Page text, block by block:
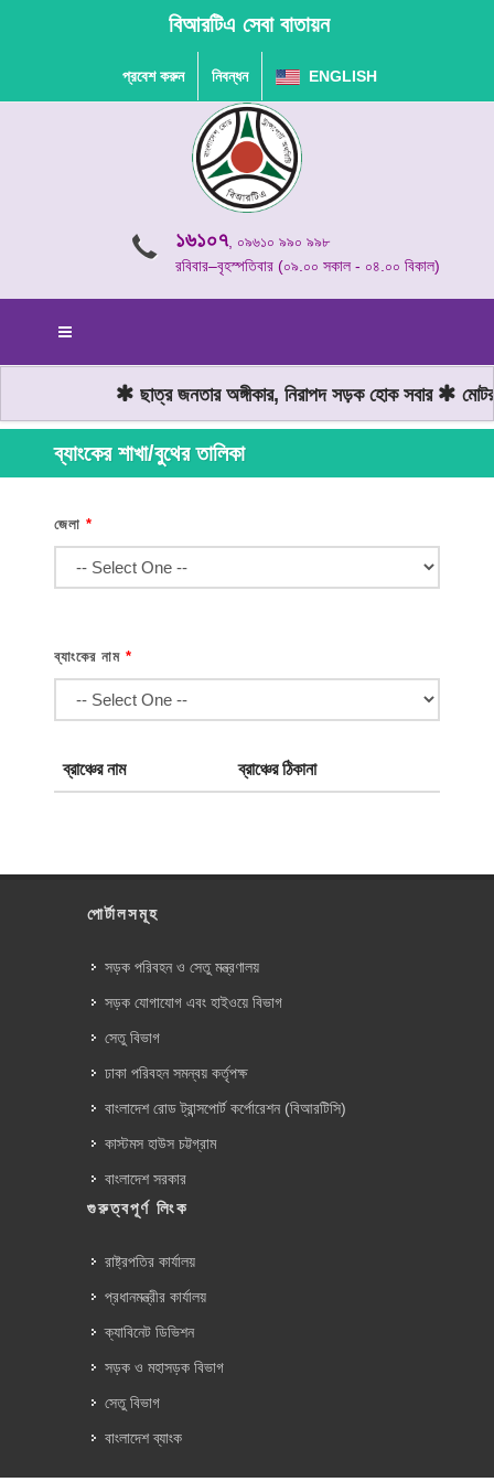
বিআরটিএ সেবা বাতায়ন
প্রবেশ করুন নিবন্ধন ENGLISH
১৬১০৭, ০৯৬১০ ৯৯০ ৯৯৮
রবিবার–বৃহস্পতিবার (০৯.০০ সকাল - ০৪.০০ বিকাল)
ছাত্র জনতার অঙ্গীকার, নিরাপদ সড়ক হোক সবার
ব্যাংকের শাখা/বুথের তালিকা
জেলা *
ব্যাংকের নাম *
ব্রাঞ্চের নাম ব্রাঞ্চের ঠিকানা
পোর্টালসমূহ
সড়ক পরিবহন ও সেতু মন্ত্রণালয়
সড়ক যোগাযোগ এবং হাইওয়ে বিভাগ
সেতু বিভাগ
ঢাকা পরিবহন সমন্বয় কর্তৃপক্ষ
বাংলাদেশ রোড ট্রান্সপোর্ট কর্পোরেশন (বিআরটিসি)
কাস্টমস হাউস চট্টগ্রাম
বাংলাদেশ সরকার
গুরুত্বপূর্ণ লিংক
রাষ্ট্রপতির কার্যালয়
প্রধানমন্ত্রীর কার্যালয়
ক্যাবিনেট ডিভিশন
সড়ক ও মহাসড়ক বিভাগ
সেতু বিভাগ
বাংলাদেশ ব্যাংক